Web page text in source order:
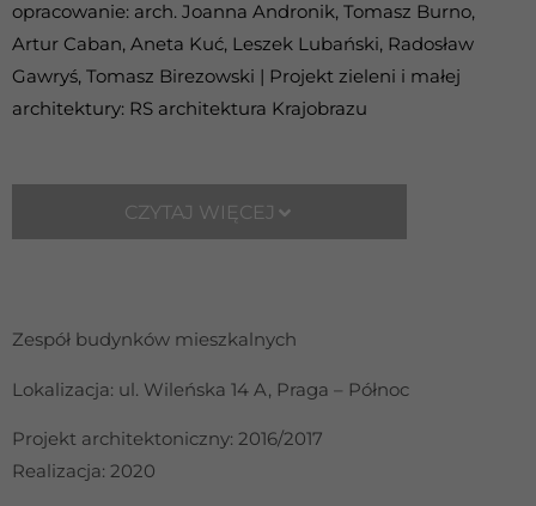
opracowanie: arch. Joanna Andronik, Tomasz Burno,
Artur Caban, Aneta Kuć, Leszek Lubański, Radosław
Gawryś, Tomasz Birezowski | Projekt zieleni i małej
architektury: RS architektura Krajobrazu
CZYTAJ WIĘCEJ
Zespół budynków mieszkalnych
Lokalizacja: ul. Wileńska 14 A, Praga – Północ
Projekt architektoniczny: 2016/2017
Realizacja: 2020